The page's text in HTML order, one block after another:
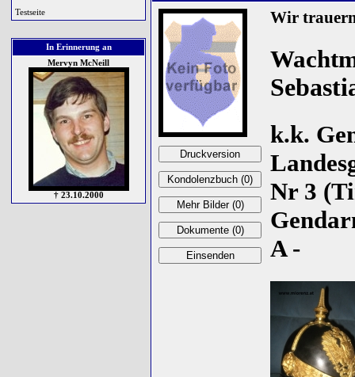
Testseite
In Erinnerung an
Mervyn McNeill
† 23.10.2000
Wir
k.k.
Nr 3
A -